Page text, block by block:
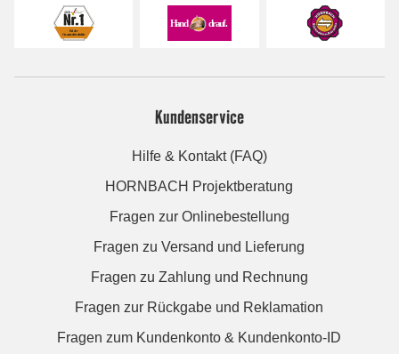
Kundenservice
Hilfe & Kontakt (FAQ)
HORNBACH Projektberatung
Fragen zur Onlinebestellung
Fragen zu Versand und Lieferung
Fragen zu Zahlung und Rechnung
Fragen zur Rückgabe und Reklamation
Fragen zum Kundenkonto & Kundenkonto-ID